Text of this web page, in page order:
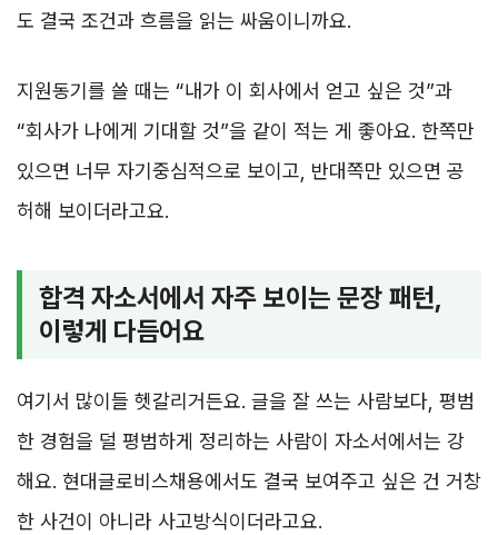
도 결국 조건과 흐름을 읽는 싸움이니까요.
지원동기를 쓸 때는 “내가 이 회사에서 얻고 싶은 것”과
“회사가 나에게 기대할 것”을 같이 적는 게 좋아요. 한쪽만
있으면 너무 자기중심적으로 보이고, 반대쪽만 있으면 공
허해 보이더라고요.
합격 자소서에서 자주 보이는 문장 패턴,
이렇게 다듬어요
여기서 많이들 헷갈리거든요. 글을 잘 쓰는 사람보다, 평범
한 경험을 덜 평범하게 정리하는 사람이 자소서에서는 강
해요. 현대글로비스채용에서도 결국 보여주고 싶은 건 거창
한 사건이 아니라 사고방식이더라고요.